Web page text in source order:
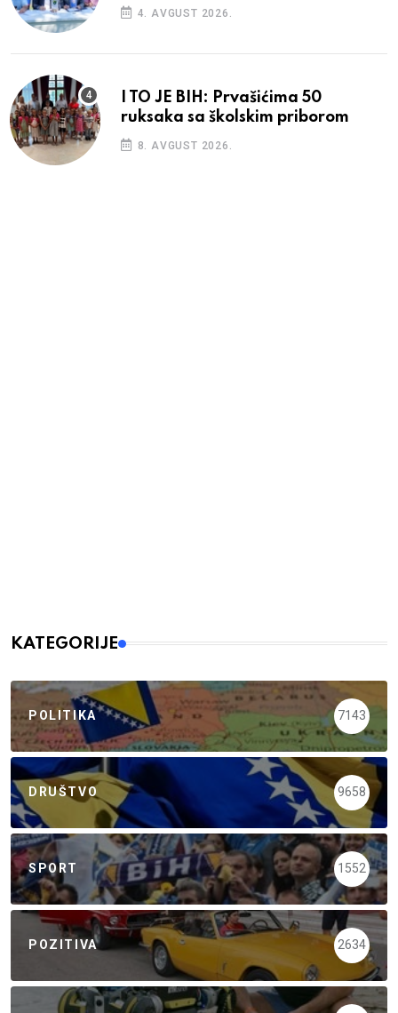
4. AVGUST 2026.
I TO JE BIH: Prvašićima 50
ruksaka sa školskim priborom
8. AVGUST 2026.
KATEGORIJE
POLITIKA 7143
DRUŠTVO 9658
SPORT 1552
POZITIVA 2634